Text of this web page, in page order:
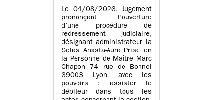
Le 04/08/2026. Jugement
prononçant l’ouverture
d’une procédure de
redressement judiciaire,
désignant administrateur la
Selas Anasta-Aura Prise en
la Personne de Maître Marc
Chapon 74 rue de Bonnel
69003 Lyon, avec les
pouvoirs : assister le
débiteur dans tous les